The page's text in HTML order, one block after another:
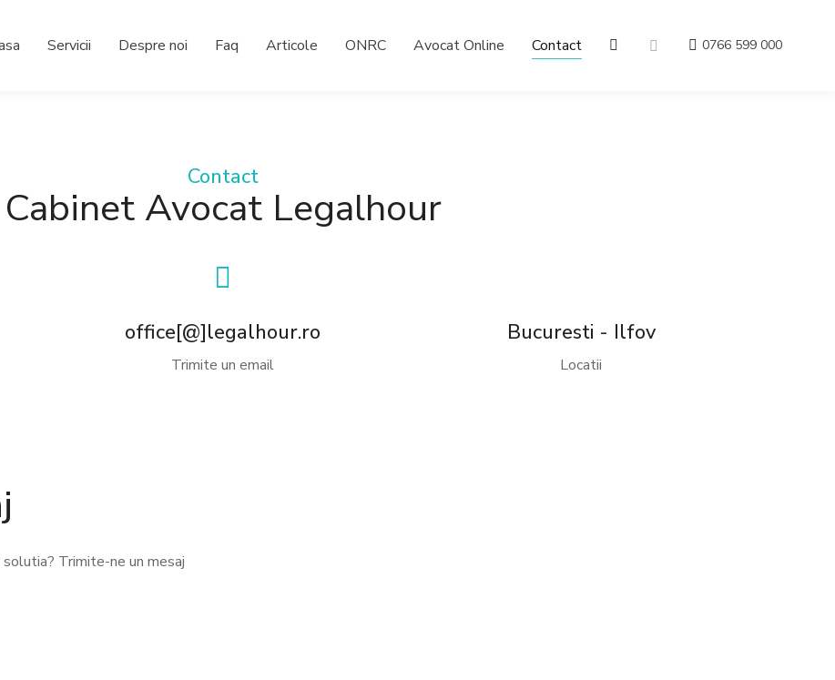
Servicii Despre noi Faq Articole ONRC Avocat Online Contact 0766 599 000
Contact
Cabinet Avocat Legalhour
office[@]legalhour.ro
Trimite un email
Bucuresti - Ilfov
Locatii
Trimite-ne un mesaj